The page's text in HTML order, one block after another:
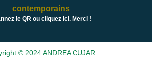
le QR ou cliquez ici. Merci !
© 2024 ANDREA CUJAR